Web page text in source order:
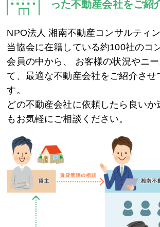
った不動産会社をご紹
NPO法人 湘南不動産コンサルティン
当協会に在籍している約100社のコ
会員の中から、
お客様の状況やニ
て、最適な不動産会社をご紹介させ
す。
どの不動産会社に依頼したら良いか
もお気軽にご相談ください。